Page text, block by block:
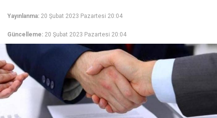
Yayınlanma: 20 Şubat 2023 Pazartesi 20:04
Güncelleme: 20 Şubat 2023 Pazartesi 20:04